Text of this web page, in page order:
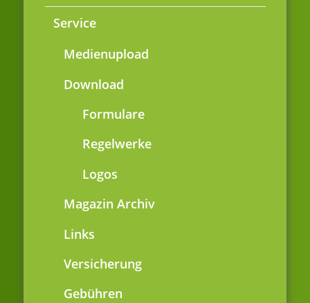
Service
Medienupload
Download
Formulare
Regelwerke
Logos
Magazin Archiv
Links
Versicherung
Gebühren